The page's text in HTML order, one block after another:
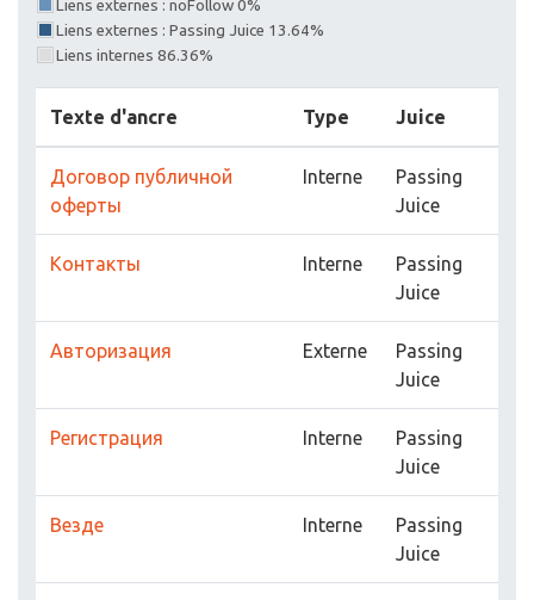
Liens externes : noFollow 0%
Liens externes : Passing Juice 13.64%
Liens internes 86.36%
Texte d'ancre Type Juice
Договор публичной
оферты
Interne
Passing
Juice
Контакты Interne
Passing
Juice
Авторизация Externe
Passing
Juice
Регистрация Interne
Passing
Juice
Везде Interne
Passing
Juice